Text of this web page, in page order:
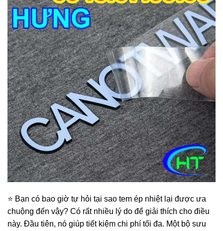
⭐️ Bạn có bao giờ tự hỏi tại sao tem ép nhiệt lại được ưa
chuộng đến vậy? Có rất nhiều lý do để giải thích cho điều
này. Đầu tiên, nó giúp tiết kiệm chi phí tối đa. Một bộ sưu